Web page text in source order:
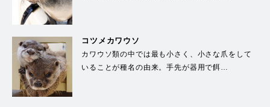
コツメカワウソ
カワウソ類の中では最も小さく、小さな爪をして
いることが種名の由来。手先が器用で餌…